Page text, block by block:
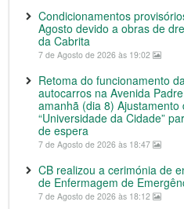
Condicionamentos
Agosto devido a obras de
da Cabrita
7 de Agosto de 2026 às 19:02
Retoma do funcionamento
autocarros na Avenida
amanhã (dia 8)
“Universidade da Cidade”
de espera
7 de Agosto de 2026 às 18:47
CB realizou a cerimónia de
de Enfermagem de
7 de Agosto de 2026 às 18:12